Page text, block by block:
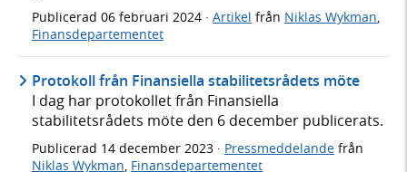
Publicerad 06 februari 2024 · Artikel från Niklas Wykman
Finansdepartementet
Protokoll från Finansiella stabilitetsrådets möte
I dag har protokollet från Finansiella
stabilitetsrådets möte den 6 december publicerats.
Publicerad 14 december 2023 · Pressmeddelande från
Niklas Wykman, Finansdepartementet